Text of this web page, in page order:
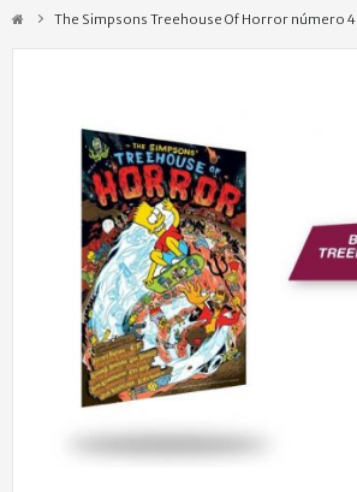
The Simpsons Treehouse Of Horror número 4